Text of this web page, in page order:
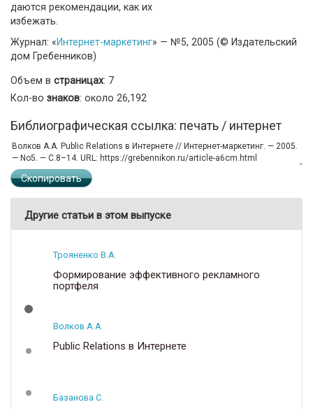
даются рекомендации, как их
избежать.
Журнал: «Интернет-маркетинг» — №5, 2005 (© Издательский
дом Гребенников)
Объем в страницах: 7
Кол-во знаков: около 26,192
Библиографическая ссылка: печать / интернет
Скопировать
Другие статьи в этом выпуске
Трояненко В.А.
Формирование эффективного рекламного
портфеля
Волков А.А.
Public Relations в Интернете
Базанова С.